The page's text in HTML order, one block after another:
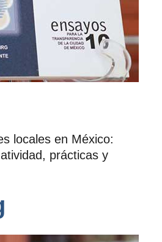
locales en México:
prácticas y